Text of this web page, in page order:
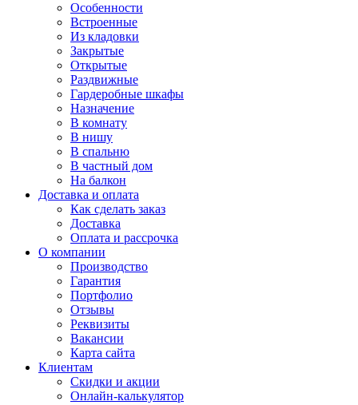
Особенности
Встроенные
Из кладовки
Закрытые
Открытые
Раздвижные
Гардеробные шкафы
Назначение
В комнату
В нишу
В спальню
В частный дом
На балкон
Доставка и оплата
Как сделать заказ
Доставка
Оплата и рассрочка
О компании
Производство
Гарантия
Портфолио
Отзывы
Реквизиты
Вакансии
Карта сайта
Клиентам
Скидки и акции
Онлайн-калькулятор